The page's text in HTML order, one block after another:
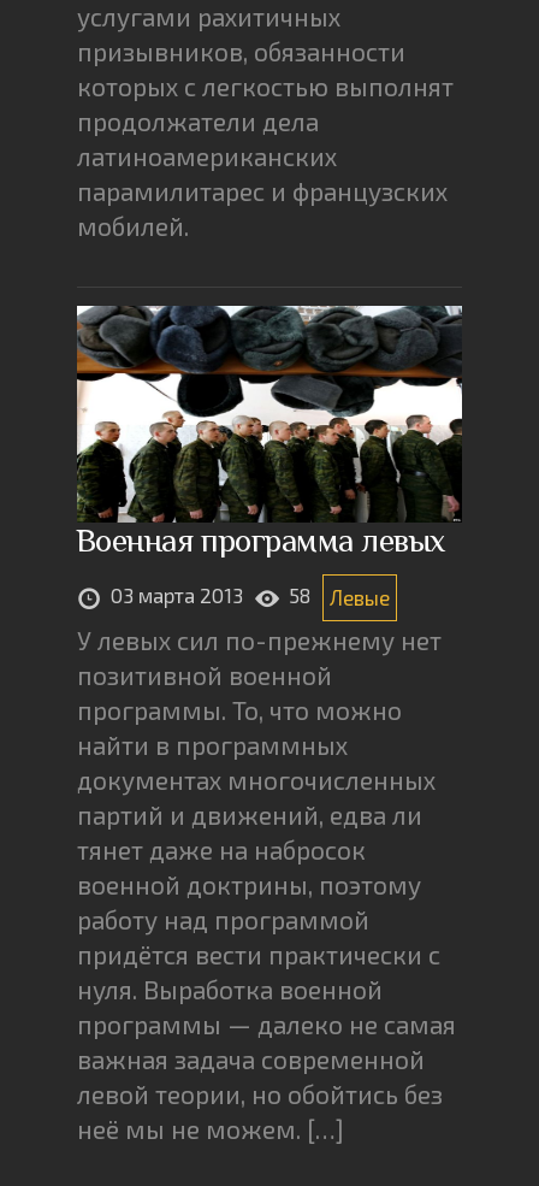
услугами рахитичных
призывников, обязанности
которых с легкостью выполнят
продолжатели дела
латиноамериканских
парамилитарес и французских
мобилей.
Военная программа левых
03 марта 2013 58 Левые
У левых сил по-прежнему нет
позитивной военной
программы. То, что можно
найти в программных
документах многочисленных
партий и движений, едва ли
тянет даже на набросок
военной доктрины, поэтому
работу над программой
придётся вести практически с
нуля. Выработка военной
программы — далеко не самая
важная задача современной
левой теории, но обойтись без
неё мы не можем. […]